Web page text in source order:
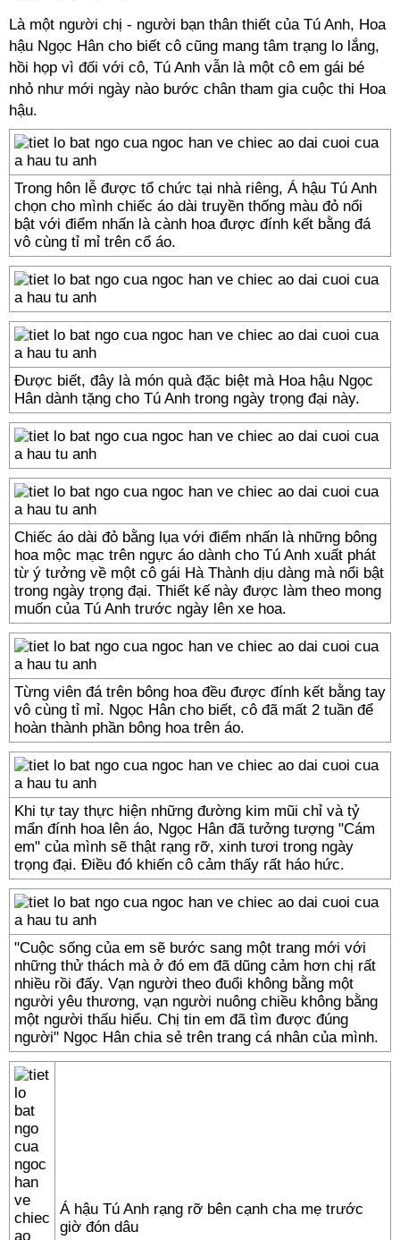
Là một người chị - người bạn thân thiết của Tú Anh, Hoa
hậu Ngọc Hân cho biết cô cũng mang tâm trạng lo lắng,
hồi họp vì đối với cô, Tú Anh vẫn là một cô em gái bé
nhỏ như mới ngày nào bước chân tham gia cuộc thi Hoa
hậu.
Trong hôn lễ được tổ chức tại nhà riêng, Á hậu Tú Anh
chọn cho mình chiếc áo dài truyền thống màu đỏ nổi
bật với điểm nhấn là cành hoa được đính kết bằng đá
vô cùng tỉ mỉ trên cổ áo.
Được biết, đây là món quà đặc biệt mà Hoa hậu Ngọc
Hân dành tặng cho Tú Anh trong ngày trọng đại này.
Chiếc áo dài đỏ bằng lụa với điểm nhấn là những bông
hoa mộc mạc trên ngực áo dành cho Tú Anh xuất phát
từ ý tưởng về một cô gái Hà Thành dịu dàng mà nổi bật
trong ngày trọng đại. Thiết kế này được làm theo mong
muốn của Tú Anh trước ngày lên xe hoa.
Từng viên đá trên bông hoa đều được đính kết bằng tay
vô cùng tỉ mỉ. Ngọc Hân cho biết, cô đã mất 2 tuần để
hoàn thành phần bông hoa trên áo.
Khi tự tay thực hiện những đường kim mũi chỉ và tỷ
mẩn đính hoa lên áo, Ngọc Hân đã tưởng tượng "Cám
em" của mình sẽ thật rạng rỡ, xinh tươi trong ngày
trọng đại. Điều đó khiến cô cảm thấy rất háo hức.
"Cuộc sống của em sẽ bước sang một trang mới với
những thử thách mà ở đó em đã dũng cảm hơn chị rất
nhiều rồi đấy. Vạn người theo đuổi không bằng một
người yêu thương, vạn người nuông chiều không bằng
một người thấu hiểu. Chị tin em đã tìm được đúng
người" Ngọc Hân chia sẻ trên trang cá nhân của mình.
Á hậu Tú Anh rạng rỡ bên cạnh cha mẹ trước
giờ đón dâu